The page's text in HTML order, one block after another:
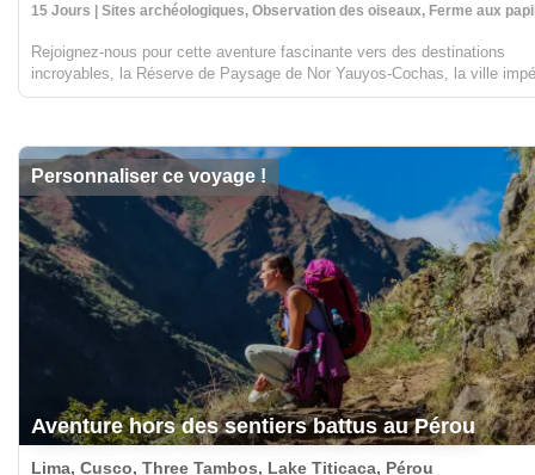
15 Jours | Sites archéologiques, Observation des oiseaux, Ferme aux
Rejoignez-nous pour cette aventure fascinante vers des destinations
incroyables, la Réserve de Paysage de Nor Yauyos-Cochas, la ville
de Cusco et la jungle amazonienne, où vous pourrez admirer de
Personnaliser ce voyage !
Aventure hors des sentiers battus au Pérou
Lima, Cusco, Three Tambos, Lake Titicaca, Pérou